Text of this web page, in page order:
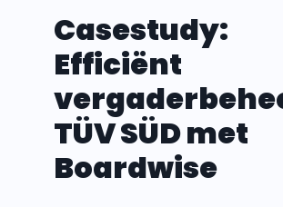
Casestudy:
Efficiënt
TÜV SÜD met
Boardwise